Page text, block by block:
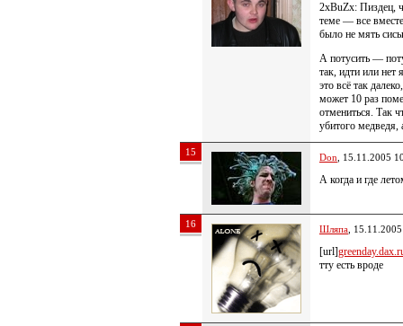
2xBuZx: Пиздец,
теме — все
было не мять
А потусить —
так, идти или
это всё так
может 10 раз
отмениться. Так
убитого
15 Don , 15.11.2005
А когда и где
16 Шляпа ,
[url]
тту есть вроде